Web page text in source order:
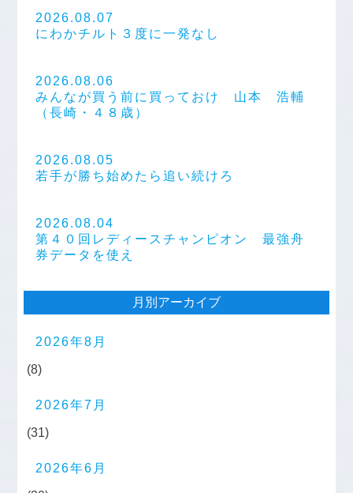
2026.08.07
にわかチルト３度に一発なし
2026.08.06
みんなが買う前に買っておけ 山本 浩輔
（長崎・４８歳）
2026.08.05
若手が勝ち始めたら追い続けろ
2026.08.04
第４０回レディースチャンピオン 最強舟
券データを使え
月別アーカイブ
2026年8月
(8)
2026年7月
(31)
2026年6月